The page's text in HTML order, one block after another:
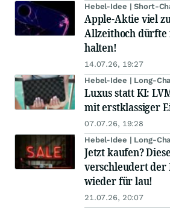
Hebel-Idee | Short-
Apple-Aktie viel
Allzeithoch dürfte
halten!
14.07.26, 19:27
Hebel-Idee | Long-
Luxus statt KI:
mit erstklassiger
07.07.26, 19:28
Hebel-Idee | Long-
Jetzt kaufen?
verschleudert
wieder für lau!
21.07.26, 20:07